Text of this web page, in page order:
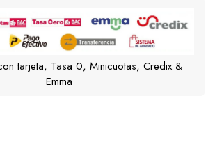
tarjeta, Tasa 0, Minicuotas, Credix &
Emma